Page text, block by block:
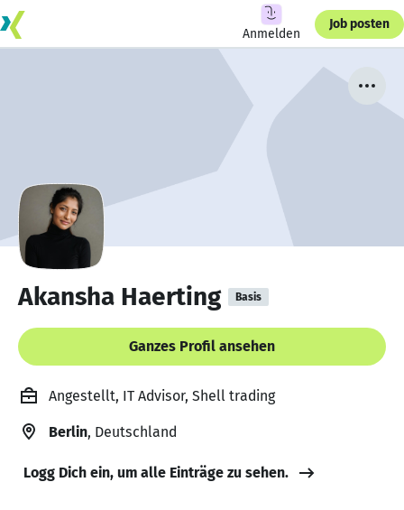
Anmelden
Job posten
Akansha Haerting Basis
Ganzes Profil ansehen
Angestellt, IT Advisor, Shell trading
Berlin, Deutschland
Logg Dich ein, um alle Einträge zu sehen.